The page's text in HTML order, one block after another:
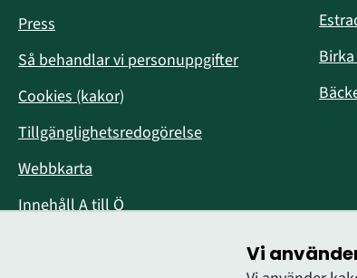
Vi
Press
Så behandlar vi personuppgifter
Cookies (kakor)
Tillgänglighetsredogörelse
Webbkarta
Innehåll A till Ö